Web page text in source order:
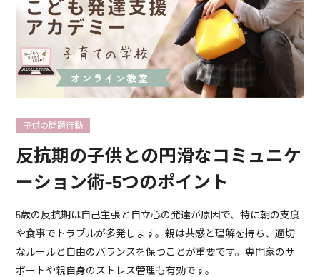
反抗期の子供との円滑なコミュニケ
ーション術-5つのポイント
5歳の反抗期は自己主張と自立心の発達が原因で、特に朝の支度
や食事でトラブルが多発します。親は共感と理解を持ち、適切
なルールと自由のバランスを保つことが重要です。専門家のサ
ポートや親自身のストレス管理も有効です。
子供の問題行動